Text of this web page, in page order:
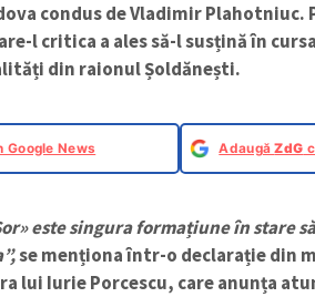
condus de Vladimir Plahotniuc.
l critica a ales să-l susțină în
din raionul Șoldănești.
Google News AdaugăZdG
»este singura formațiune în stare
se menționa într-o declarație din
lui Iurie Porcescu, care anunța